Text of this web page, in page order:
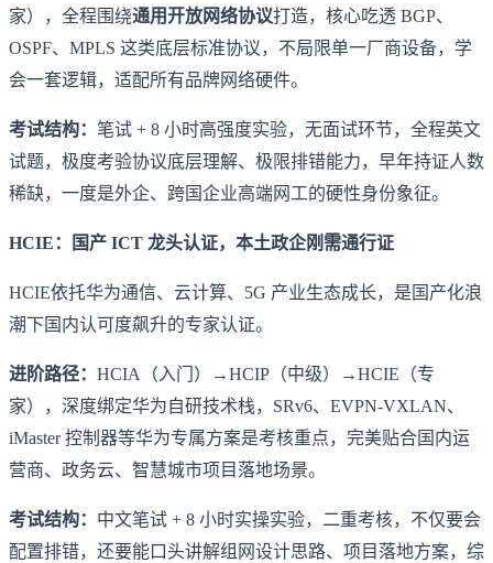
家），全程围绕通用开放网络协议打造，核心吃透 BGP、
OSPF、MPLS 这类底层标准协议，不局限单一厂商设备，学
会一套逻辑，适配所有品牌网络硬件。
考试结构： 笔试 + 8 小时高强度实验，无面试环节，全程英文
试题，极度考验协议底层理解、极限排错能力，早年持证人数
稀缺，一度是外企、跨国企业高端网工的硬性身份象征。
HCIE：国产 ICT 龙头认证，本土政企刚需通行证
HCIE依托华为通信、云计算、5G 产业生态成长，是国产化浪
潮下国内认可度飙升的专家认证。
进阶路径： HCIA（入门）→HCIP（中级）→HCIE（专
家），深度绑定华为自研技术栈，SRv6、EVPN-VXLAN、
iMaster 控制器等华为专属方案是考核重点，完美贴合国内运
营商、政务云、智慧城市项目落地场景。
考试结构： 中文笔试 + 8 小时实操实验，二重考核，不仅要会
配置排错，还要能口头讲解组网设计思路、项目落地方案，综